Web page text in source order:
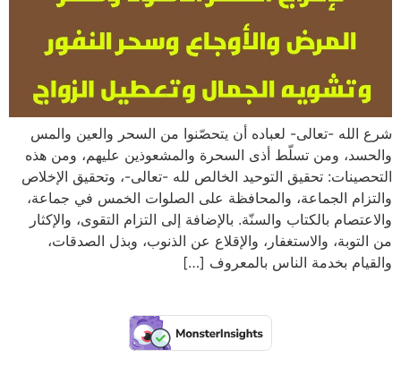
شرع الله -تعالى- لعباده أن يتحصّنوا من السحر والعين والمس
والحسد، ومن تسلّط أذى السحرة والمشعوذين عليهم، ومن هذه
التحصينات: تحقيق التوحيد الخالص لله -تعالى-، وتحقيق الإخلاص
والتزام الجماعة، والمحافظة على الصلوات الخمس في جماعة،
والاعتصام بالكتاب والسنّة. بالإضافة إلى التزام التقوى، والإكثار
من التوبة، والاستغفار، والإقلاع عن الذنوب، وبذل الصدقات،
والقيام بخدمة الناس بالمعروف […]